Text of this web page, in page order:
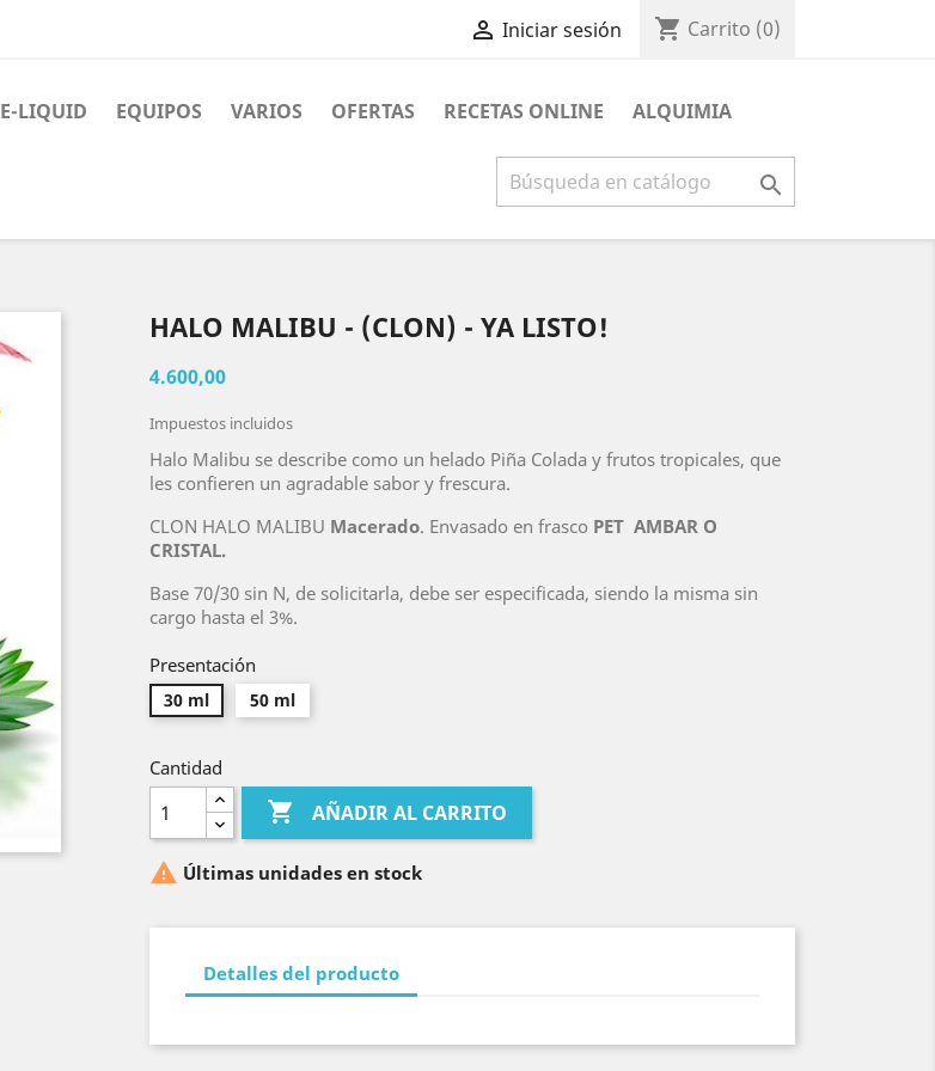
 Iniciar sesión shopping_cart Carrito (0)
E-LIQUID EQUIPOS VARIOS OFERTAS RECETAS ONLINE ALQUIMIA

HALO MALIBU - (CLON) - YA LISTO!
4.600,00
Impuestos incluidos
Halo Malibu se describe como un helado Piña Colada y frutos tropicales, que
les confieren un agradable sabor y frescura.
CLON HALO MALIBU Macerado. Envasado en frasco PET AMBAR O
CRISTAL.
Base 70/30 sin N, de solicitarla, debe ser especificada, siendo la misma sin
cargo hasta el 3%.
Presentación
30 ml 50 ml
Cantidad
 AÑADIR AL CARRITO
 Últimas unidades en stock
Detalles del producto